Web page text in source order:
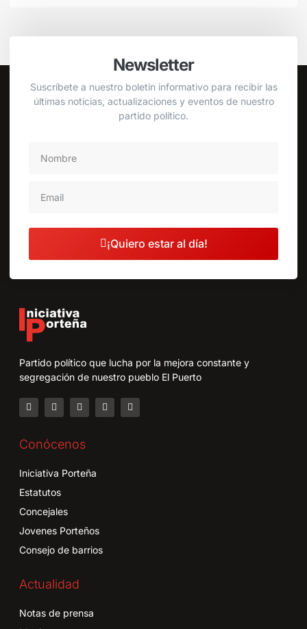
Newsletter
Suscríbete a nuestro boletín informativo para recibir las
últimas noticias, actualizaciones y eventos de nuestro
partido político.
¡Quiero estar al día!
Partido político que lucha por la mejora constante y
segregación de nuestro pueblo El Puerto
Conócenos
Iniciativa Porteña
Estatutos
Concejales
Jovenes Porteños
Consejo de barrios
Actualidad
Notas de prensa